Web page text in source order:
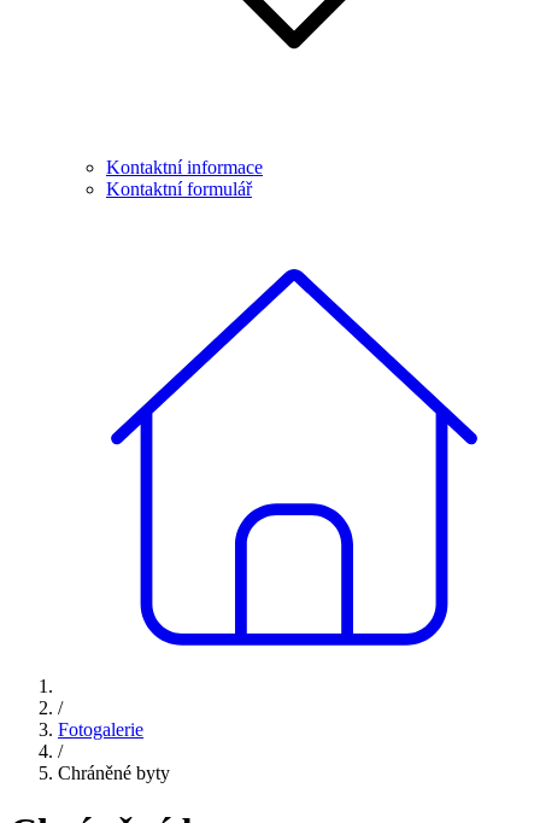
Kontaktní informace
Kontaktní formulář
/
Fotogalerie
/
Chráněné byty